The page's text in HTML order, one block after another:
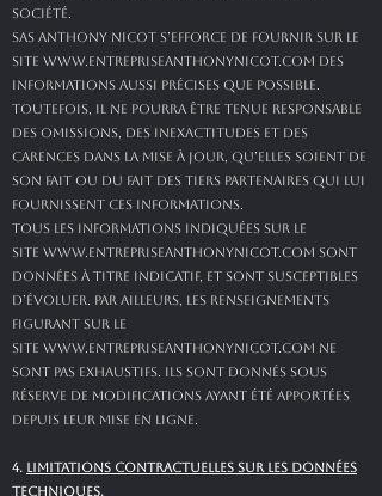
société.
SAS ANTHONY NICOT s’efforce de fournir sur le
site www.entrepriseanthonynicot.com des
informations aussi précises que possible.
Toutefois, il ne pourra être tenue responsable
des omissions, des inexactitudes et des
carences dans la mise à jour, qu’elles soient de
son fait ou du fait des tiers partenaires qui lui
fournissent ces informations.
Tous les informations indiquées sur le
site www.entrepriseanthonynicot.com sont
données à titre indicatif, et sont susceptibles
d’évoluer. Par ailleurs, les renseignements
figurant sur le
site www.entrepriseanthonynicot.com ne
sont pas exhaustifs. Ils sont donnés sous
réserve de modifications ayant été apportées
depuis leur mise en ligne.
4. LIMITATIONS CONTRACTUELLES SUR LES DONNÉES
TECHNIQUES.